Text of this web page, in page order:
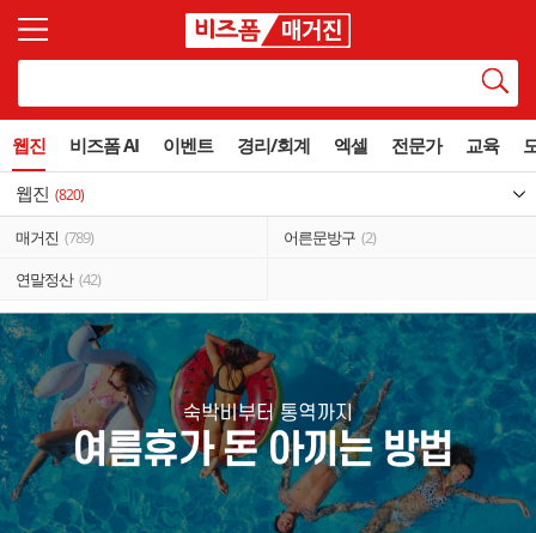
웹진 비즈폼 AI 이벤트 경리/회계 엑셀 전문가 교육
웹진 (820)
매거진 (789) 어른문방구 (2)
연말정산 (42)